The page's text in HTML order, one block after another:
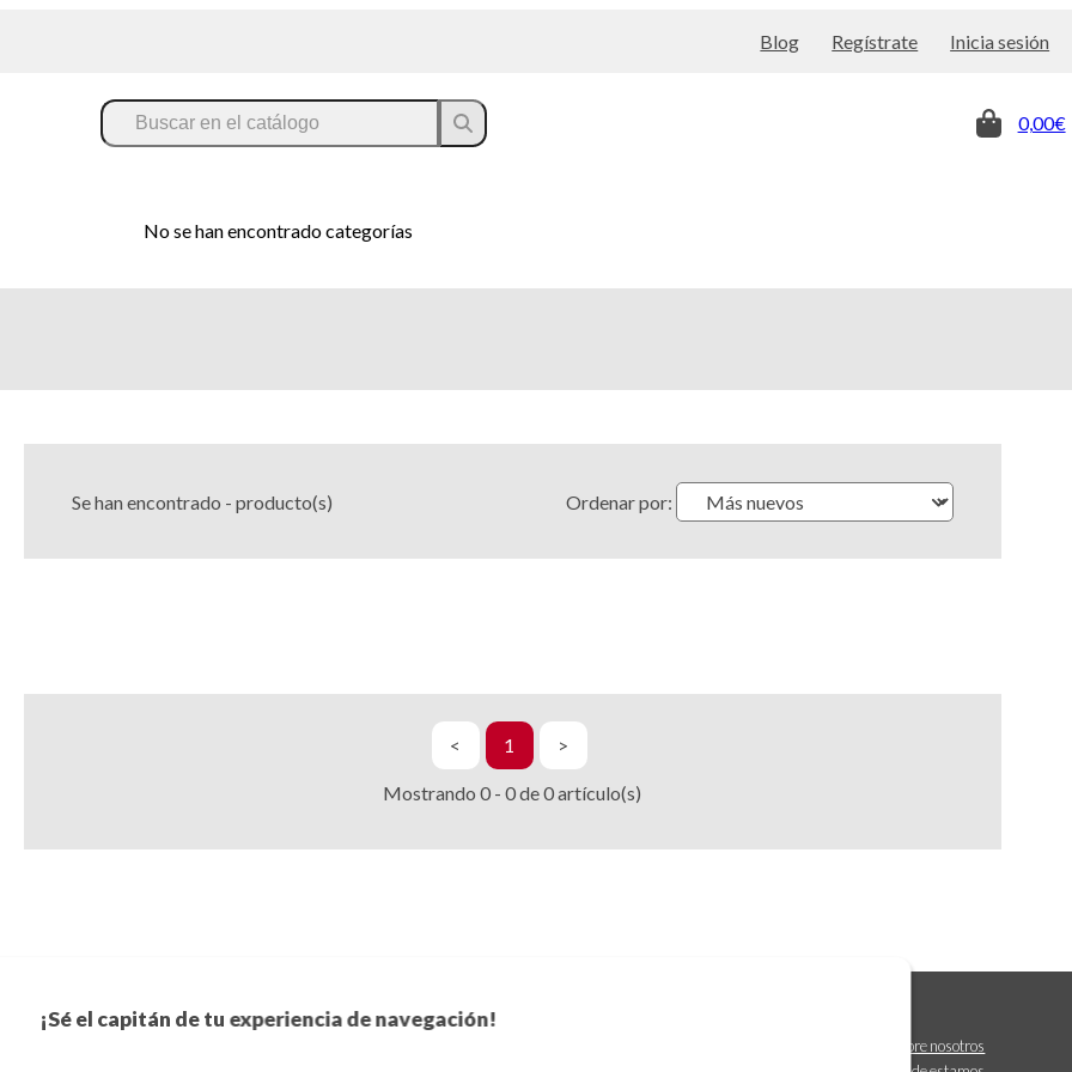
¡Sé el capitán de tu experiencia de navegación!
Blog Regístrate Inicia sesión
0,00€
No se han encontrado categorías
Se han encontrado - producto(s) Ordenar por:
< 1 >
Mostrando0 -0de0artículo(s)
Suscríbete a nuestro boletín
Sobre nosotros